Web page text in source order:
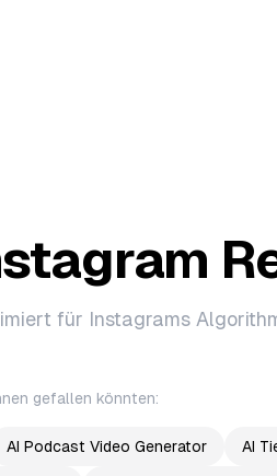
für Instagrams
gefallen könnten:
AI Podcast Video Generator AI